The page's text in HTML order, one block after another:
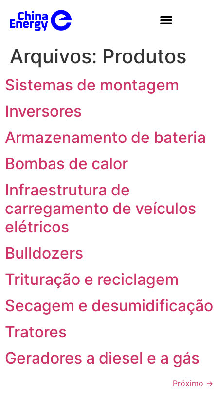
Arquivos: Produtos
Sistemas de montagem
Inversores
Armazenamento de bateria
Bombas de calor
Infraestrutura de
carregamento de veículos
elétricos
Bulldozers
Trituração e reciclagem
Secagem e desumidificação
Tratores
Geradores a diesel e a gás
Próximo →